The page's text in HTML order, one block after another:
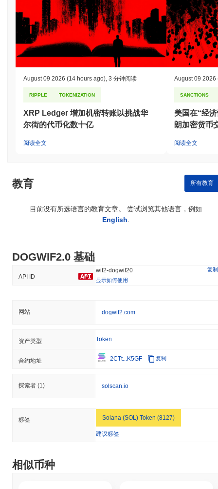
August 09 2026 (14 hours ago) 3 分钟阅读
RIPPLE TOKENIZATION
XRP Ledger 增加机密转账以挑战华
尔街的代币化数十亿
阅读全文
August 09 2026
SANCTIONS
美国在“经
朗加密货币
阅读全文
教育 所有教育
目前没有所选语言的教育文章。 尝试浏览其他语言，例如
English
DOGWIF2.0 基础
API ID
wif2-dogwif20
复制
显示如何使用
网站 dogwif2.com
资产类型 Token
合约地址 2CTt...K5GF 复制
探索者 (1) solscan.io
标签 Solana (SOL) Token (8127)
建议标签
相似币种